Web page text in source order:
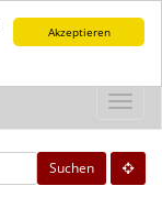
Akzeptieren
Suchen